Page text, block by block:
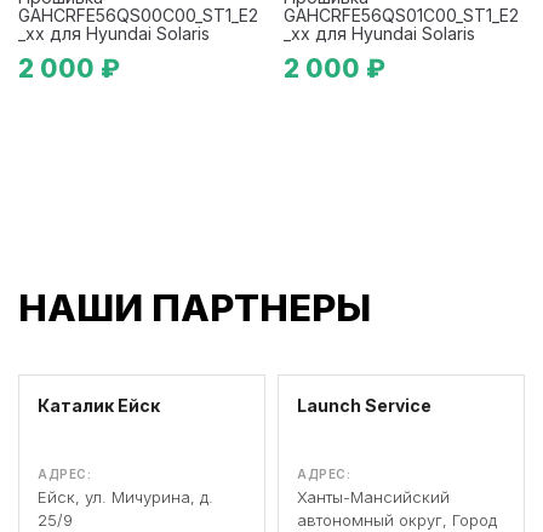
GAHCRFE56QS00C00_ST1_E2
_xx для Hyundai Solaris
2 000 ₽
GAHCRFE56QS01C00_ST1_E2
_xx для Hyundai Solaris
2 000 ₽
НАШИ ПАРТНЕРЫ
Каталик Ейск
АДРЕС:
Ейск, ул. Мичурина, д.
25/9
Launch Service
АДРЕС:
Ханты-Мансийский
автономный округ, Город